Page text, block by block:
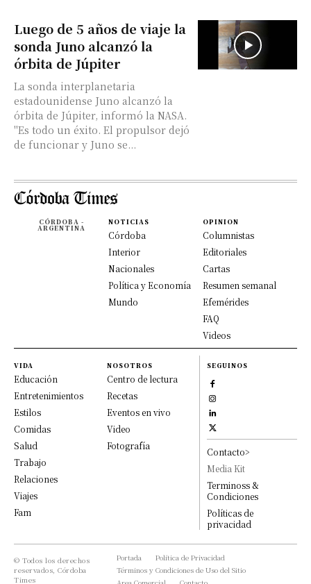
Luego de 5 años de viaje la
sonda Juno alcanzó la
órbita de Júpiter
La sonda interplanetaria
estadounidense Juno alcanzó la
órbita de Júpiter, informó la NASA.
"Es todo un éxito. El propulsor dejó
de funcionar y Juno se...
CÓRDOBA -
ARGENTINA
NOTICIAS
Córdoba
Interior
Nacionales
Política y Economía
Mundo
OPINION
Columnistas
Editoriales
Cartas
Resumen semanal
Efemérides
FAQ
Videos
VIDA
Educación
Entretenimientos
Estilos
Comidas
Salud
Trabajo
Relaciones
Viajes
Fam
NOSOTROS
Centro de lectura
Recetas
Eventos en vivo
Video
Fotografía
SEGUINOS
Contacto>
Media Kit
Terminoss &
Condiciones
Políticas de
privacidad
© Todos los derechos
reservados, Córdoba
Times
Portada
Política de Privacidad
Términos y Condiciones de Uso del Sitio